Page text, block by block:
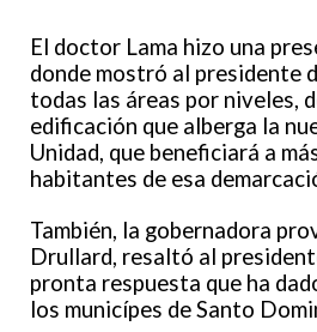
El doctor Lama hizo una
donde mostró al presidente
todas las áreas por niveles,
edificación que alberga la
Unidad, que beneficiará a
habitantes de esa
También, la gobernadora
Drullard, resaltó al
pronta respuesta que ha
los municípes de Santo